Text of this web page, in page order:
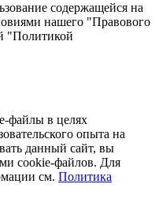
содержащейся на
нашего "Правового
"Политикой
файлы в целях
опыта на
данный сайт, вы
cookie-файлов. Для
см. Политика